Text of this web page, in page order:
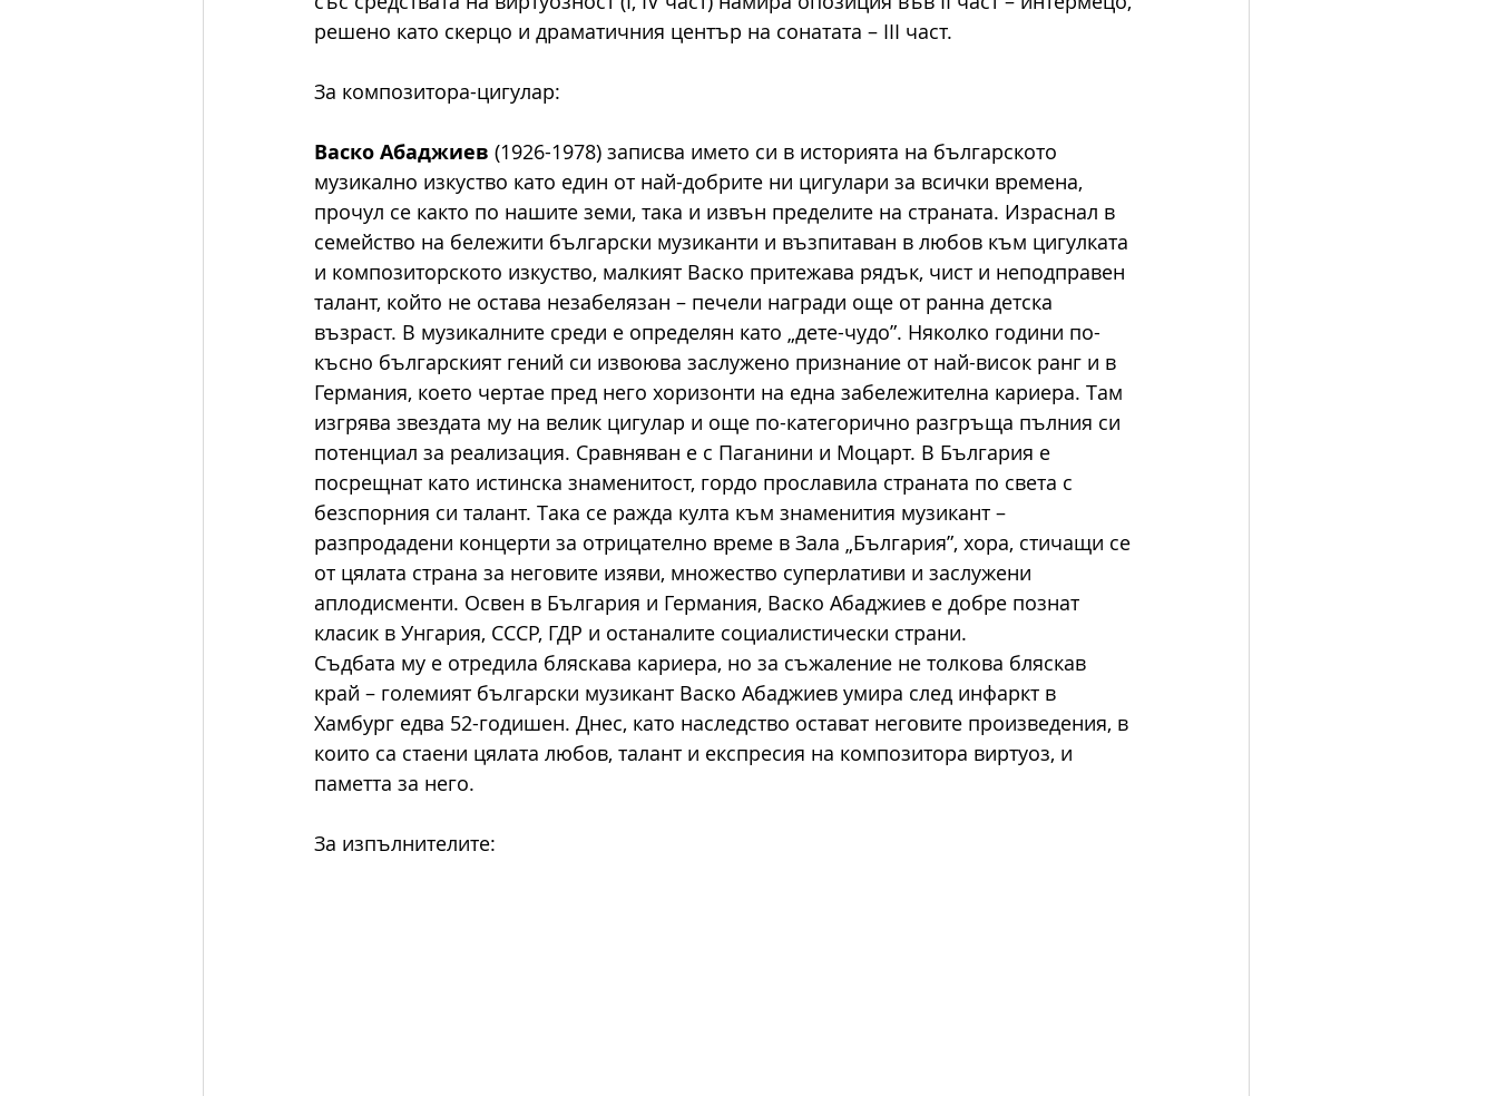
решено като скерцо и драматичния център на сонатата – III част.
За композитора-цигулар:
Васко Абаджиев (1926-1978) записва името си в историята на българското
музикално изкуство като един от най-добрите ни цигулари за всички времена,
прочул се както по нашите земи, така и извън пределите на страната. Израснал в
семейство на бележити български музиканти и възпитаван в любов към цигулката
и композиторското изкуство, малкият Васко притежава рядък, чист и неподправен
талант, който не остава незабелязан – печели награди още от ранна детска
възраст. В музикалните среди е определян като „дете-чудо”. Няколко години по-
късно българският гений си извоюва заслужено признание от най-висок ранг и в
Германия, което чертае пред него хоризонти на една забележителна кариера. Там
изгрява звездата му на велик цигулар и още по-категорично разгръща пълния си
потенциал за реализация. Сравняван е с Паганини и Моцарт. В България е
посрещнат като истинска знаменитост, гордо прославила страната по света с
безспорния си талант. Така се ражда култа към знаменития музикант –
разпродадени концерти за отрицателно време в Зала „България”, хора, стичащи се
от цялата страна за неговите изяви, множество суперлативи и заслужени
аплодисменти. Освен в България и Германия, Васко Абаджиев е добре познат
класик в Унгария, СССР, ГДР и останалите социалистически страни.
Съдбата му е отредила бляскава кариера, но за съжаление не толкова бляскав
край – големият български музикант Васко Абаджиев умира след инфаркт в
Хамбург едва 52-годишен. Днес, като наследство остават неговите произведения, в
които са стаени цялата любов, талант и експресия на композитора виртуоз, и
паметта за него.
За изпълнителите: